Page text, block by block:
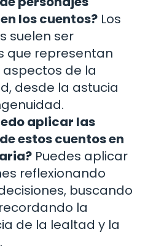
los cuentos? Los
suelen ser
que representan
de la
desde la astucia
aplicar las
estos cuentos en
Puedes aplicar
reflexionando
buscando
la
de la lealtad y la